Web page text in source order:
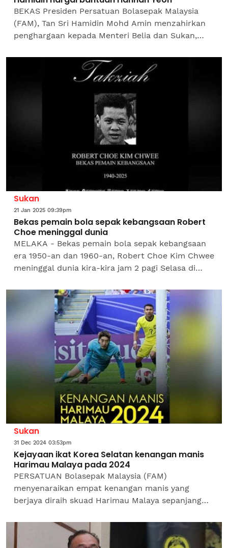
BEKAS Presiden Persatuan Bolasepak Malaysia
(FAM), Tan Sri Hamidin Mohd Amin menzahirkan
penghargaan kepada Menteri Belia dan Sukan,
sepanjang menerajui badan...
Sukan
21 Jan 2025 09:39pm
Bekas pemain bola sepak kebangsaan Robert
Choe meninggal dunia
MELAKA - Bekas pemain bola sepak kebangsaan
era 1950-an dan 1960-an, Robert Choe Kim Chwee
meninggal dunia kira-kira jam 2 pagi Selasa di
Bola Sepak...
Sukan
31 Dec 2024 03:53pm
Kejayaan ikat Korea Selatan kenangan manis
Harimau Malaya pada 2024
PERSATUAN Bolasepak Malaysia (FAM)
menyenaraikan empat kenangan manis yang
berjaya diraih skuad Harimau Malaya sepanjang
FAM, kejayaan mengikat pasukan...